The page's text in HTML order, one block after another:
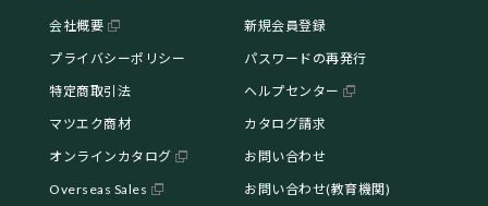
会社概要
プライバシーポリシー
特定商取引法
マツエク商材
オンラインカタログ
Overseas Sales
新規会員登録
パスワードの再発行
ヘルプセンター
カタログ請求
お問い合わせ
お問い合わせ(教育機関)